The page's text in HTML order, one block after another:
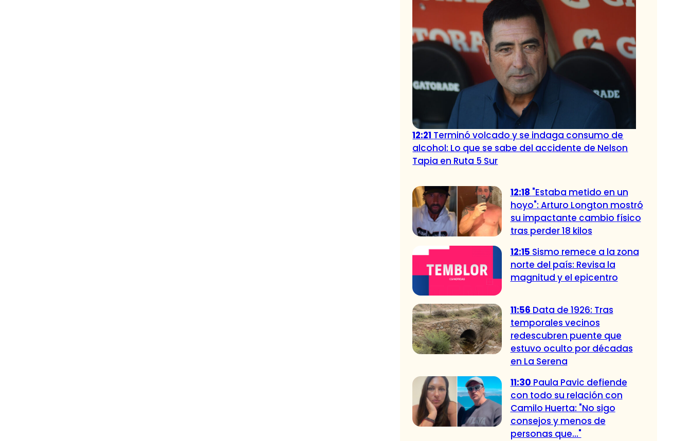
12:21 Terminó volcado y se indaga consumo de
alcohol: Lo que se sabe del accidente de Nelson
Tapia en Ruta 5 Sur
12:18 "Estaba metido en un
hoyo": Arturo Longton mostró
su impactante cambio físico
tras perder 18 kilos
12:15 Sismo remece a la zona
norte del país: Revisa la
magnitud y el epicentro
11:56 Data de 1926: Tras
temporales vecinos
redescubren puente que
estuvo oculto por décadas
en La Serena
11:30 Paula Pavic defiende
con todo su relación con
Camilo Huerta: "No sigo
consejos y menos de
personas que..."